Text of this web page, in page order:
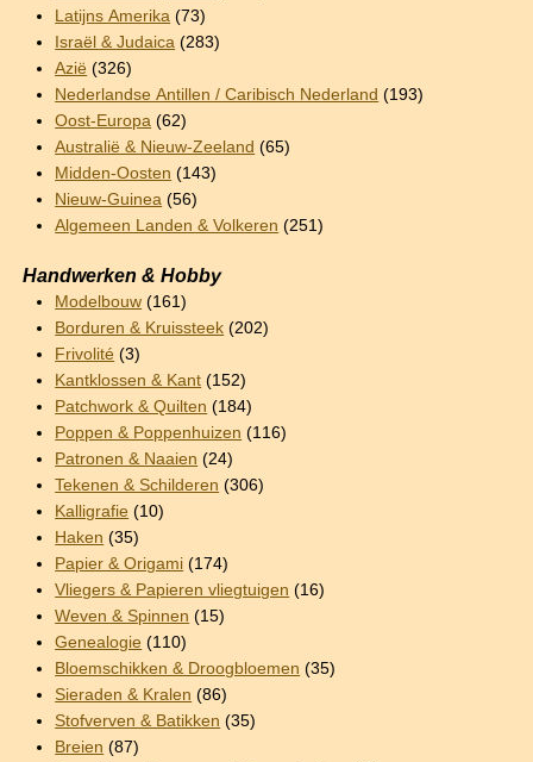
Latijns Amerika (73)
Israël & Judaica (283)
Azië (326)
Nederlandse Antillen / Caribisch Nederland (193)
Oost-Europa (62)
Australië & Nieuw-Zeeland (65)
Midden-Oosten (143)
Nieuw-Guinea (56)
Algemeen Landen & Volkeren (251)
Handwerken & Hobby
Modelbouw (161)
Borduren & Kruissteek (202)
Frivolité (3)
Kantklossen & Kant (152)
Patchwork & Quilten (184)
Poppen & Poppenhuizen (116)
Patronen & Naaien (24)
Tekenen & Schilderen (306)
Kalligrafie (10)
Haken (35)
Papier & Origami (174)
Vliegers & Papieren vliegtuigen (16)
Weven & Spinnen (15)
Genealogie (110)
Bloemschikken & Droogbloemen (35)
Sieraden & Kralen (86)
Stofverven & Batikken (35)
Breien (87)